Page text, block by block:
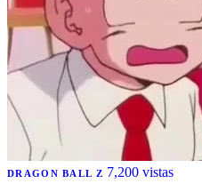
DRAGON BALL Z 7,200 vistas